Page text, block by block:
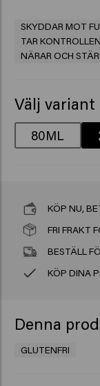
SKYDDAR MOT
TAR
NÄRAR OCH
Välj variant
80ML
KÖP NU,
FRI FRAKT
BESTÄLL
KÖP DINA
Denna
GLUTENFRI